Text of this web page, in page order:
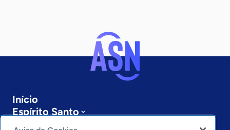
Início
Espírito Santo
Sobre a ASN